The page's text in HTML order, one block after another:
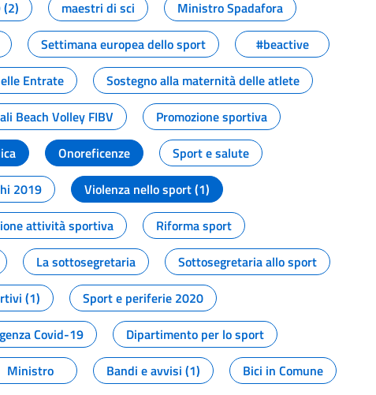
(2) maestri di sci
Ministro Spadafora
Settimana europea dello sport
#beactive
Entrate
Sostegno alla maternità delle atlete
Beach Volley FIBV
Promozione sportiva
Onoreficenze
Sport e salute
2019
Violenza nello sport (1)
attività sportiva
Riforma sport
La sottosegretaria
Sottosegretaria allo sport
(1)
Sport e periferie 2020
Covid-19
Dipartimento per lo sport
Ministro Bandi e avvisi (1) Bici in Comune